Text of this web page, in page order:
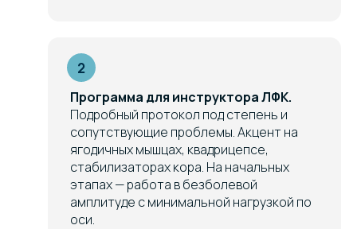
Программа для инструктора ЛФК.
Подробный протокол под степень и
сопутствующие проблемы. Акцент на
ягодичных мышцах, квадрицепсе,
стабилизаторах кора. На начальных
этапах — работа в безболевой
амплитуде с минимальной нагрузкой по
оси.